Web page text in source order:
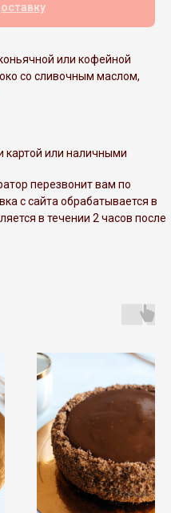
или кофейной
со сливочным маслом,
картой или наличными
перезвонит вам по
с сайта обрабатывается в
в течении 2 часов после